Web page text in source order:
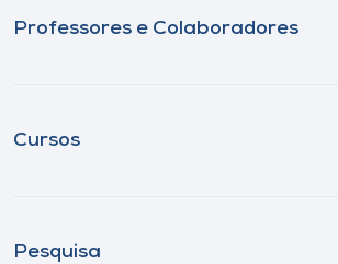
Professores e Colaboradores
Cursos
Pesquisa